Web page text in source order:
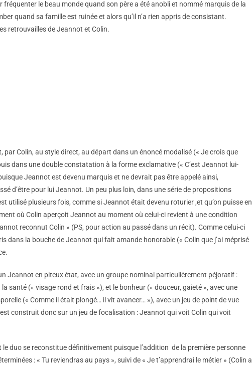
le beau monde quand son père a été anobli et nommé marquis de la
quand sa famille est ruinée et alors qu’il n’a rien appris de consistant.
retrouvailles de Jeannot et Colin.
Colin, au style direct, au départ dans un énoncé modalisé (« Je crois que
dans une double constatation à la forme exclamative (« C’est Jeannot lui-
Jeannot est devenu marquis et ne devrait pas être appelé ainsi,
d’être pour lui Jeannot. Un peu plus loin, dans une série de propositions
utilisé plusieurs fois, comme si Jeannot était devenu roturier ,et qu’on puisse en
où Colin aperçoit Jeannot au moment où celui-ci revient à une condition
reconnut Colin » (PS, pour action au passé dans un récit). Comme celui-ci
la bouche de Jeannot qui fait amande honorable (« Colin que j’ai méprisé
Jeannot en piteux état, avec un groupe nominal particulièrement péjoratif :
santé (« visage rond et frais »), et le bonheur (« douceur, gaieté », avec une
(« Comme il était plongé… il vit avancer… »), avec un jeu de point de vue
construit donc sur un jeu de focalisation : Jeannot qui voit Colin qui voit
duo se reconstitue définitivement puisque l’addition de la première personne
: « Tu reviendras au pays », suivi de « Je t’apprendrai le métier » (Colin a